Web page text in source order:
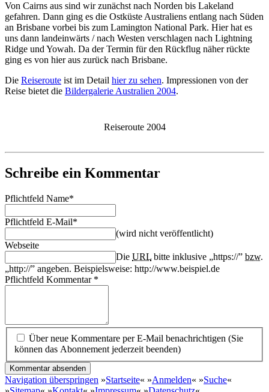
Von Cairns aus sind wir zunächst nach Norden bis Lakeland
gefahren. Dann ging es die Ostküste Australiens entlang nach Süden
an Brisbane vorbei bis zum Lamington National Park. Hier hat es
uns dann landeinwärts / nach Westen verschlagen nach Lightning
Ridge und Yowah. Da der Termin für den Rückflug näher rückte
ging es von hier aus zurück nach Brisbane.
Die Reiseroute ist im Detail hier zu sehen. Impressionen von der
Reise bietet die Bildergalerie Australien 2004.
Reiseroute 2004
Schreibe ein Kommentar
Pflichtfeld Name*
Pflichtfeld E-Mail*
(wird nicht veröffentlicht)
Webseite
Die URL bitte inklusive „https://” bzw.
„http://” angeben. Beispielsweise: http://www.beispiel.de
Pflichtfeld Kommentar *
Über neue Kommentare per E-Mail benachrichtigen (Sie
können das Abonnement jederzeit beenden)
Kommentar absenden
Navigation überspringen »Startseite« »Anmelden« »Suche«